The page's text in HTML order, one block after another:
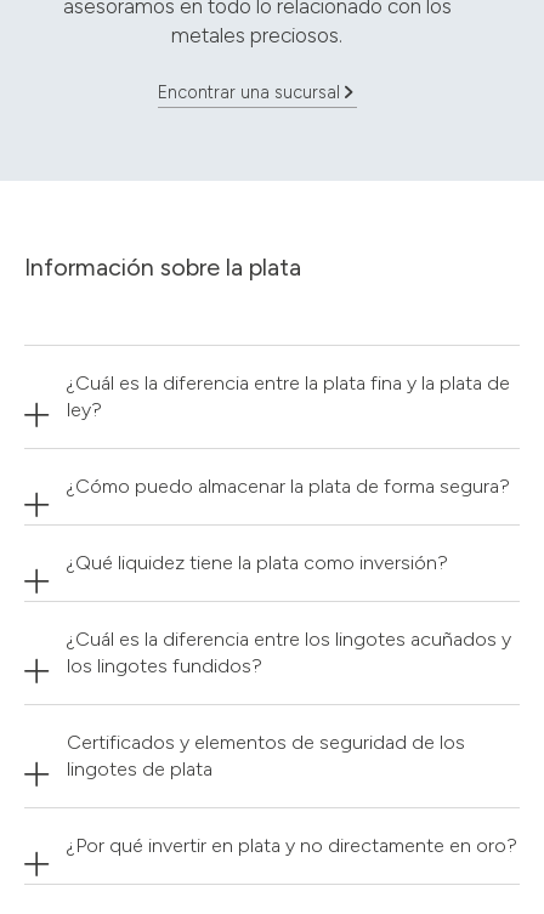
asesoramos en todo lo relacionado con los
metales preciosos.
Encontrar una sucursal
Información sobre la plata
¿Cuál es la diferencia entre la plata fina y la plata de
ley?
¿Cómo puedo almacenar la plata de forma segura?
¿Qué liquidez tiene la plata como inversión?
¿Cuál es la diferencia entre los lingotes acuñados y
los lingotes fundidos?
Certificados y elementos de seguridad de los
lingotes de plata
¿Por qué invertir en plata y no directamente en oro?